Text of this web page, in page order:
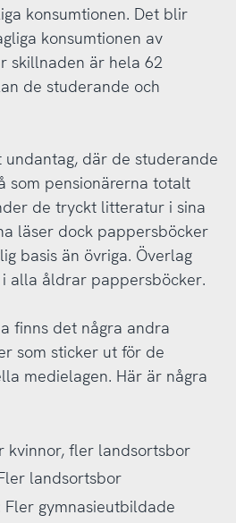
konsumtionen. Det blir
konsumtionen av
skillnaden är hela 62
de studerande och
där de studerande
som pensionärerna totalt
de tryckt litteratur i sina
läser dock pappersböcker
basis än övriga. Överlag
alla åldrar pappersböcker.
finns det några andra
som sticker ut för de
medielagen. Här är några
kvinnor, fler landsortsbor
landsortsbor
Fler gymnasieutbildade